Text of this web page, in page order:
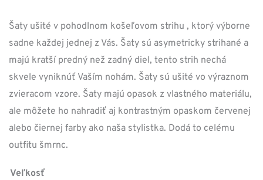
Šaty ušité v pohodlnom košeľovom strihu , ktorý výborne
sadne každej jednej z Vás. Šaty sú asymetricky strihané a
majú kratší predný než zadný diel, tento strih nechá
skvele vyniknúť Vaším nohám. Šaty sú ušité vo výraznom
zvieracom vzore. Šaty majú opasok z vlastného materiálu,
ale môžete ho nahradiť aj kontrastným opaskom červenej
alebo čiernej farby ako naša stylistka. Dodá to celému
outfitu šmrnc.
Veľkosť